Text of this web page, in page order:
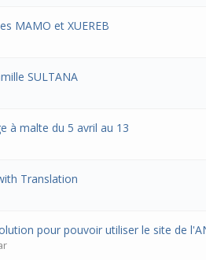
MAMO et XUEREB
SULTANA
à malte du 5 avril au 13
Translation
pour pouvoir utiliser le site de